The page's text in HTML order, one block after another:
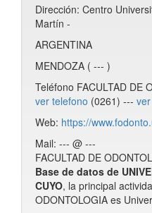
Dirección: Centro
Martín -
ARGENTINA
MENDOZA ( --- )
Teléfono FACULTAD DE
ver telefono (0261) ---
Web: https://
Mail: --- @ ---
FACULTAD DE
Base de datos de
CUYO, la principal
ODONTOLOGIA es